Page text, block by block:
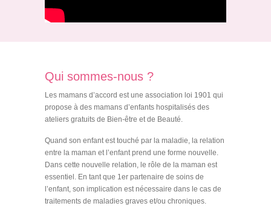
Qui sommes-nous ?
Les mamans d’accord est une association loi 1901 qui
propose à des mamans d’enfants hospitalisés des
ateliers gratuits de Bien-être et de Beauté.
Quand son enfant est touché par la maladie, la relation
entre la maman et l’enfant prend une forme nouvelle.
Dans cette nouvelle relation, le rôle de la maman est
essentiel. En tant que 1er partenaire de soins de
l’enfant, son implication est nécessaire dans le cas de
traitements de maladies graves et/ou chroniques.